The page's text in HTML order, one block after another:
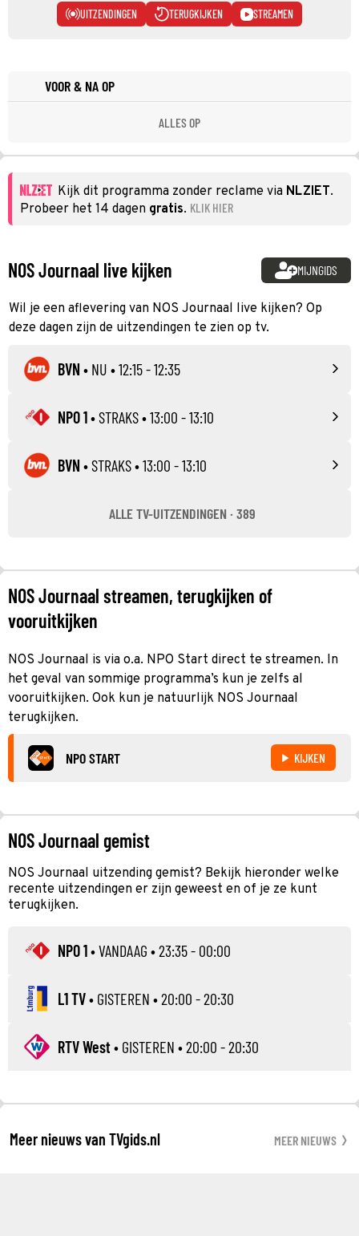
UITZENDINGEN TERUGKIJKEN STREAMEN
VOOR & NA OP
ALLES OP
Kijk dit programma zonder reclame via NLZIET.
Probeer het 14 dagen gratis. KLIK HIER
NOS Journaal live kijken MIJNGIDS
Wil je een aflevering van NOS Journaal live kijken? Op
deze dagen zijn de uitzendingen te zien op tv.
BVN • NU • 12:15 - 12:35
NPO 1•STRAKS• 13:00 - 13:10
BVN •STRAKS• 13:00 - 13:10
ALLE TV-UITZENDINGEN · 389
NOS Journaal streamen, terugkijken of
vooruitkijken
NOS Journaal is via o.a. NPO Start direct te streamen. In
het geval van sommige programma’s kun je zelfs al
vooruitkijken. Ook kun je natuurlijk NOS Journaal
terugkijken.
NPO START KIJKEN
NOS Journaal gemist
NOS Journaal uitzending gemist? Bekijk hieronder welke
recente uitzendingen er zijn geweest en of je ze kunt
terugkijken.
NPO 1•VANDAAG • 23:35 - 00:00
L1 TV• GISTEREN • 20:00 - 20:30
RTV West• GISTEREN • 20:00 - 20:30
Meer nieuws van TVgids.nl MEER NIEUWS